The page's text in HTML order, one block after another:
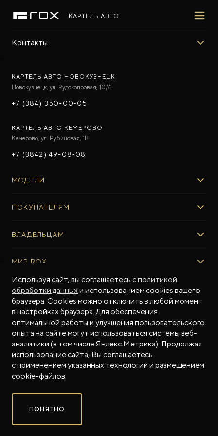
КАРТЕЛЬ АВТО
Контакты
Гибридный внедорожник премиум-класса
Cкоро появится
ROX ADAMAS
Совершенно новый флагманский внедорожник
от 9 300 000 ₽*
КАРТЕЛЬ АВТО НОВОКУЗНЕЦК
Новокузнецк, ул. Рудокопровая, 10/4
+7 (384) 350-00-05
КАРТЕЛЬ АВТО КЕМЕРОВО
Кемерово, ул. Рубиновая, 1В
+7 (3842) 49-08-08
МОДЕЛИ
ROX ADAMAS
ПОКУПАТЕЛЯМ
Авто в наличии
Тест-драйв
Специальные предложения
ФИНАНСЫ И УСЛУГИ
Финансовые программы
Рассчитать кредит
Трейд-ин
Калькулятор трейд-ин
Страхование
ВЛАДЕЛЬЦАМ
Регламент ТО
Программное обеспечение
ПОДДЕРЖКА
Гарантия производителя
Контракт гарантийной поддержки
Помощь на дорогах
Руководства по эксплуатации
Магазин приложений ROX
МИР ROX
О БРЕНДЕ
Бренд ROX
Дизайн Pininfarina
СМИ о нас
Истории владельцев
Часто задаваемые вопросы
СОТРУДНИЧЕСТВО
МЫ В СОЦСЕТЯХ
© 2026
Сделано в ПЕРКС
Используя сайт, вы соглашаетесь с политикой
обработки данныхи использованием cookies вашего
браузера. Cookies можно отключить в любой момент
в настройках браузера. Для обеспечения
оптимальной работы и улучшения пользовательского
опыта на сайте могут использоваться системы веб-
аналитики (в том числе Яндекс.Метрика). Продолжая
использование сайта, Вы соглашаетесь
с применением указанных технологий и размещением
cookie-файлов.
ПОНЯТНО